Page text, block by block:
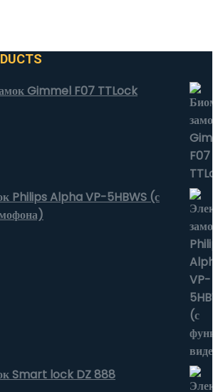
Gimmel F07 TTLock
Philips Alpha VP-5HBWS (с
Smart lock DZ 888